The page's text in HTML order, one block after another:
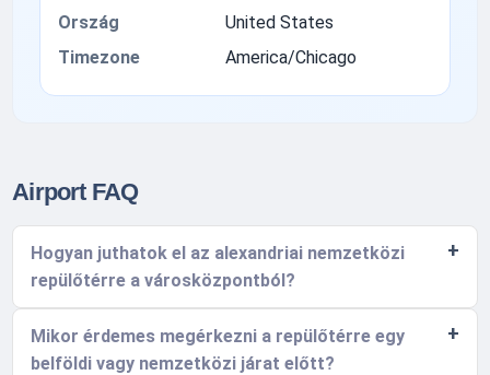
Ország
United States
Timezone
America/Chicago
Airport FAQ
Hogyan juthatok el az alexandriai nemzetközi
repülőtérre a városközpontból?
Mikor érdemes megérkezni a repülőtérre egy
belföldi vagy nemzetközi járat előtt?